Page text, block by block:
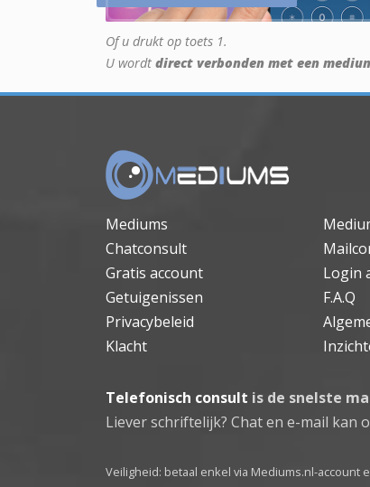
Of u drukt op toets 1.
U wordt direct verbonden met een
Mediums
Chatconsult
Gratis account
Login
Getuigenissen
F.A.Q
Privacybeleid
Klacht
Telefonisch consult is de snelste
Liever schriftelijk? Chat en e-mail kan
Veiligheid: betaal enkel via Mediums.nl-